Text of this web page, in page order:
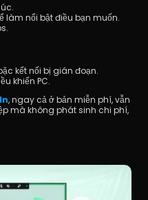
làm nổi bật điều bạn muốn.
kết nối bị gián đoạn.
khiển PC.
, ngay cả ở bản miễn phí, vẫn
mà không phát sinh chi phí,